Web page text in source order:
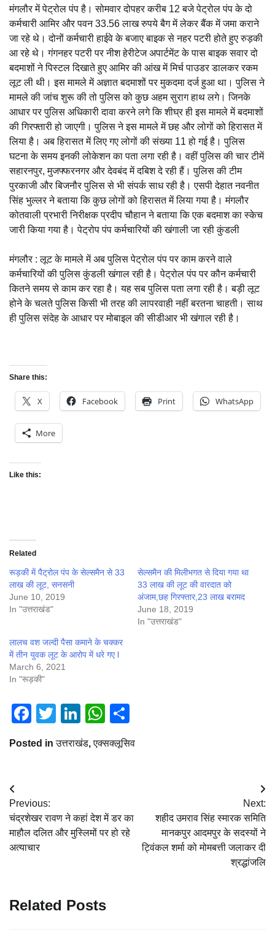
मंगलौर में पेट्रोल पंप है। सोमवार दोपहर करीब 12 बजे पेट्रोल पंप के दो
कर्मचारी आमिर और पवन 33.56 लाख रुपये बैग में लेकर बैंक में जमा कराने
जा रहे थे। दोनों कर्मचारी हाईवे के बजाए बाइक से नहर पटरी होते हुए रुड़की
आ रहे थे। गंगनहर पटरी पर नीश हेरीटेज अपार्टमेंट के पास बाइक सवार दो
बदमाशों ने पिस्टल दिखाते हुए आमिर की आंख में मिर्च पाउडर डालकर रकम
लूट ली थी। इस मामले में अज्ञात बदमाशों पर मुकदमा दर्ज हुआ था। पुलिस ने
मामले की जांच शुरू की तो पुलिस को कुछ अहम सुराग हाथ लगे। जिनके
आधार पर पुलिस अधिकारी दावा करने लगे कि शीघ्र ही इस मामले में बदमाशों
की गिरफ्तारी हो जाएगी। पुलिस ने इस मामले में छह और लोगों को हिरासत में
लिया है। अब हिरासत में लिए गए लोगों की संख्या 11 हो गई है। पुलिस
घटना के समय इनकी लोकेशन का पता लगा रही है। वहीं पुलिस की चार टीमें
सहारनपुर, मुजफ्फरनगर और देवबंद में दबिश दे रही हैं। पुलिस की टीम
पुरकाजी और बिजनौर पुलिस से भी संपर्क साध रही है। एसपी देहात नवनीत
सिंह भुल्लर ने बताया कि कुछ लोगों को हिरासत में लिया गया है। मंगलौर
कोतवाली प्रभारी निरीक्षक प्रदीप चौहान ने बताया कि एक बदमाश का स्केच
जारी किया गया है। पेट्रोप पंप कर्मचारियों की खंगाली जा रही कुंडली
मंगलौर : लूट के मामले में अब पुलिस पेट्रोल पंप पर काम करने वाले
कर्मचारियों की पुलिस कुंडली खंगाल रही है। पेट्रोल पंप पर कौन कर्मचारी
कितने समय से काम कर रहा है। यह सब पुलिस पता लगा रही है। बड़ी लूट
होने के चलते पुलिस किसी भी तरह की लापरवाही नहीं बरतना चाहती। साथ
ही पुलिस संदेह के आधार पर मोबाइल की सीडीआर भी खंगाल रही है।
Share this:
X Facebook Print WhatsApp
More
Like this:
Related
रूड़की में पैट्रोल पंप के सेल्समैन से 33
लाख की लूट, सनसनी
June 10, 2019
In "उत्तराखंड"
सेल्समैन की मिलीभगत से दिया गया था
33 लाख की लूट की वारदात को
अंजाम,छह गिरफ्तार,23 लाख बरामद
June 18, 2019
In "उत्तराखंड"
लालच वश जल्दी पैसा कमाने के चक्कर
में तीन युवक लूट के आरोप में धरे गए l
March 6, 2021
In "रूड़की"
Facebook
TwitterLinkedIn
WhatsApp
Posted inउत्तराखंड,एक्सक्लूसिव
Post
navigation
Previous:
चंद्रशेखर रावण ने कहां देश में डर का
माहौल दलित और मुस्लिमों पर हो रहे
अत्याचार
Next:
शहीद उमराव सिंह स्मारक समिति
मानकपुर आदमपुर के सदस्यों ने
ट्विंकल शर्मा को मोमबत्ती जलाकर दी
श्रद्धांजलि
Related Posts